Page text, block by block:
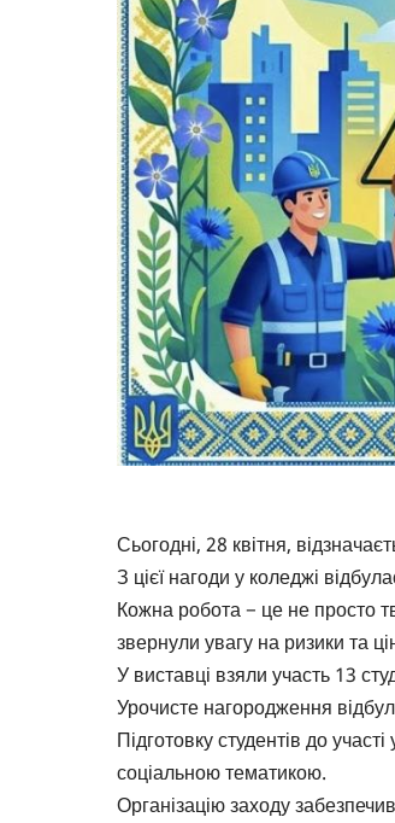
Сьогодні, 28 квітня,
З цієї нагоди у коледжі
Кожна робота − це не просто
звернули увагу на ризики та
У виставці взяли участь 13
Урочисте нагородження
Підготовку студентів до
соціальною тематикою.
Організацію заходу